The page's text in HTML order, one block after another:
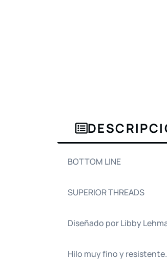
BOTTOM LINE
SUPERIOR THREADS
Diseñado por Libby
Hilo muy fino y resistente.